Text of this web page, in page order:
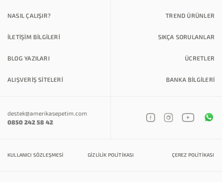
NASIL ÇALIŞIR? TREND ÜRÜNLER
İLETİŞİM BİLGİLERİ SIKÇA SORULANLAR
BLOG YAZILARI ÜCRETLER
ALIŞVERİŞ SİTELERİ BANKA BILGILERI
destek@amerikasepetim.com
0850 242 58 42
KULLANICI SÖZLEŞMESI GIZLILIK POLITIKASI ÇEREZ POLITIKASI